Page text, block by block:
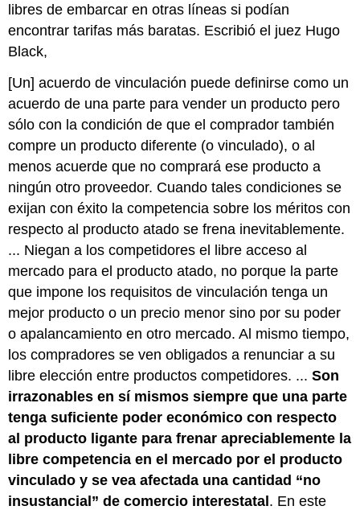
libres de embarcar en otras líneas si podían
encontrar tarifas más baratas. Escribió el juez Hugo
Black,
[Un] acuerdo de vinculación puede definirse como un
acuerdo de una parte para vender un producto pero
sólo con la condición de que el comprador también
compre un producto diferente (o vinculado), o al
menos acuerde que no comprará ese producto a
ningún otro proveedor. Cuando tales condiciones se
exijan con éxito la competencia sobre los méritos con
respecto al producto atado se frena inevitablemente.
... Niegan a los competidores el libre acceso al
mercado para el producto atado, no porque la parte
que impone los requisitos de vinculación tenga un
mejor producto o un precio menor sino por su poder
o apalancamiento en otro mercado. Al mismo tiempo,
los compradores se ven obligados a renunciar a su
libre elección entre productos competidores. ...Son
irrazonables en sí mismos siempre que una parte
tenga suficiente poder económico con respecto
al producto ligante para frenar apreciablemente la
libre competencia en el mercado por el producto
vinculado y se vea afectada una cantidad “no
insustancial” de comercio interestatal. En este